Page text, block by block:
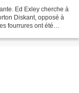
Ed Exley cherche à
Diskant, opposé à
fourrures ont été